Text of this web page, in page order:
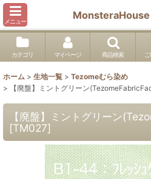
メニュー
カテゴリ マイページ 商品検索
ホーム > 生地一覧 > Tezomeむら染め
>
【廃盤】ミントグリーン
【廃盤】ミントグリーン
[TM027]